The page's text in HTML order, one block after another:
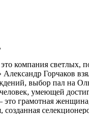
светлых,
Горчаков
выбор пал на
умеющей
грамотная
созданная